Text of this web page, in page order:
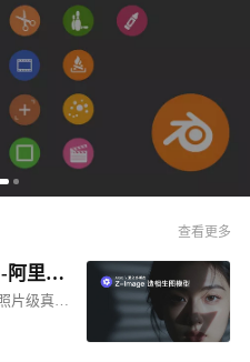
查看更多
AI 模型：Z-Image（造相）-阿里出品的多模态生图模型
高效的 60 亿参数图像生成模型。在照片级真实感图像生成和中英双语文本渲染方面效果突出，其品质可与 FLUX.2 等顶级商业模型媲美